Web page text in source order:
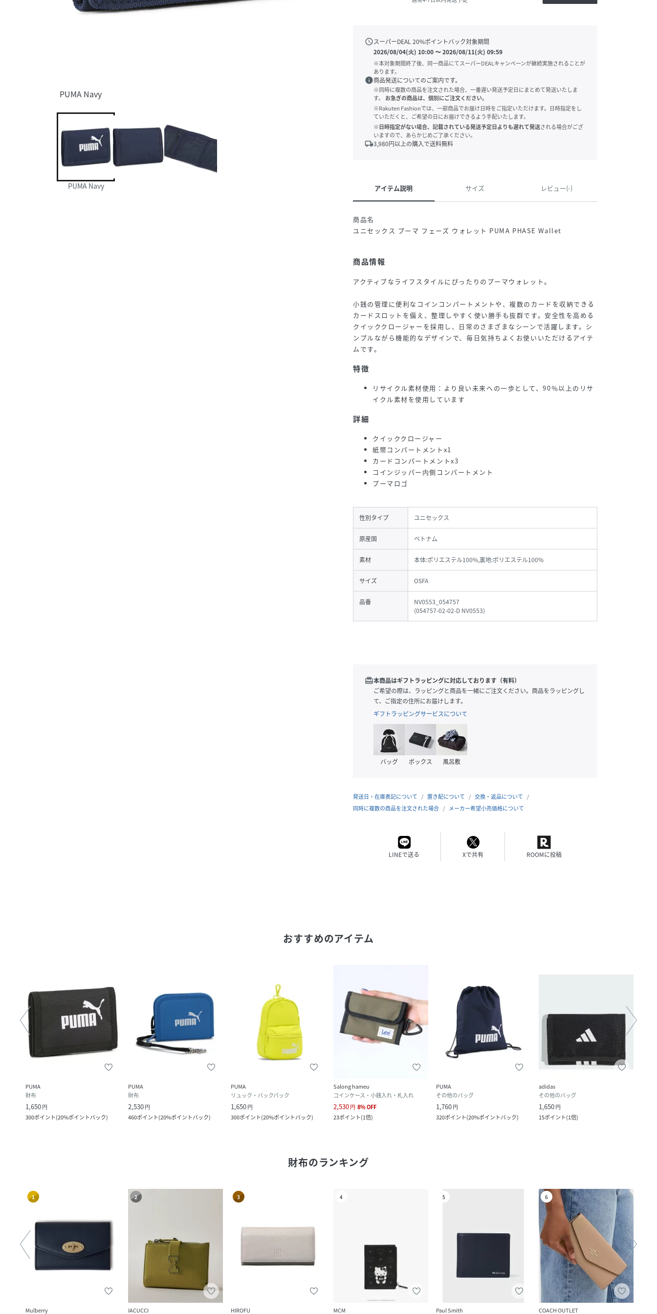
PUMA Navy
PUMA Navy
scheduleスーパーDEAL20%ポイントバック対象期間
2026/08/04(火) 10:00〜2026/08/11(火) 09:59
※本対象期間終了後、同一商品にてスーパーDEALキャンペーンが継続実施されることが
あります。
info商品発送についてのご案内です。
※同時に複数の商品を注文された場合、一番遅い発送予定日にまとめて発送いたしま
す。
お急ぎの商品は、個別にご注文ください。
※Rakuten Fashionでは、一部商品でお届け日時をご指定いただけます。日時指定をし
ていただくと、ご希望の日にお届けできるよう手配いたします。
※日時指定がない場合、記載されている発送予定日よりも遅れて発送される場合がござ
いますので、あらかじめご了承ください。
local_shipping3,980円以上の購入で送料無料
アイテム説明 サイズ レビュー(-)
商品名
ユニセックス プーマ フェーズ ウォレット PUMA PHASE Wallet
商品情報
アクティブなライフスタイルにぴったりのプーマウォレット。
小銭の管理に便利なコインコンパートメントや、複数のカードを収納できる
カードスロットを備え、整理しやすく使い勝手も抜群です。安全性を高める
クイッククロージャーを採用し、日常のさまざまなシーンで活躍します。シ
ンプルながら機能的なデザインで、毎日気持ちよくお使いいただけるアイテ
ムです。
特徴
リサイクル素材使用：より良い未来への一歩として、90％以上のリサ
イクル素材を使用しています
詳細
クイッククロージャー
紙幣コンパートメントx1
カードコンパートメントx3
コインジッパー内側コンパートメント
プーマロゴ
性別タイプ ユニセックス
原産国 ベトナム
素材 本体:ポリエステル100%,裏地:ポリエステル100%
サイズ OSFA
品番
NV0553_054757
(054757-02-02-D NV0553)
redeem本商品はギフトラッピングに対応しております（有料）
ご希望の際は、ラッピングと商品を一緒にご注文ください。商品をラッピングし
て、ご指定の住所にお届けします。
ギフトラッピングサービスについて
バッグ ボックス 風呂敷
発送日・在庫表記について 置き配について
交換・返品について
同時に複数の商品を注文された場合
メーカー希望小売価格について
LINEで送る Xで共有 ROOMに投稿
おすすめのアイテム
PUMA
財布
1,650円
300ポイント(20%ポイントバック)
PUMA
財布
2,530円
460ポイント(20%ポイントバック)
PUMA
リュック・バックパック
1,650円
300ポイント(20%ポイントバック)
Salong hameu
コインケース・小銭入れ・札入れ
2,530円 8%OFF
23ポイント(1倍)
PUMA
その他のバッグ
1,760円
320ポイント(20%ポイントバック)
adidas
その他のバッグ
1,650円
15ポイント(1倍)
財布のランキング
1
Mulberry
2
IACUCCI
3
HIROFU
4
MCM
5
Paul Smith
6
COACH OUTLET